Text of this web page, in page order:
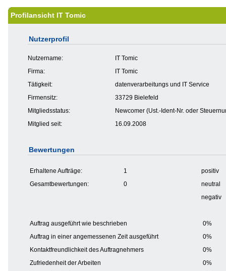
Profilansicht IT Tomic
Nutzerprofil
Nutzername:
IT Tomic
Firma:
IT Tomic
Tätigkeit:
datenverarbeitungs und IT Service
Firmensitz:
33729 Bielefeld
Mitgliedsstatus:
Newcomer (Ust.-Ident-Nr. oder
Mitglied seit:
16.09.2008
Bewertungen
Erhaltene Aufträge: 1
positiv
Gesamtbewertungen:
0
neutral
negativ
Auftrag ausgeführt wie beschrieben
0%
Auftrag in einer angemessenen Zeit ausgeführt
0%
Kontaktfreundlichkeit des Auftragnehmers
0%
Zufriedenheit der Arbeiten
0%